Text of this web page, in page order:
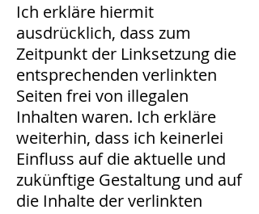
Ich erkläre hiermit
ausdrücklich, dass zum
Zeitpunkt der Linksetzung die
entsprechenden verlinkten
Seiten frei von illegalen
Inhalten waren. Ich erkläre
weiterhin, dass ich keinerlei
Einfluss auf die aktuelle und
zukünftige Gestaltung und auf
die Inhalte der verlinkten